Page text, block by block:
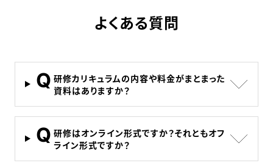
よくある質問
Q 研修カリキュラムの内容や料金がまとまった
資料はありますか？
Q 研修はオンライン形式ですか？それともオフ
ライン形式ですか？